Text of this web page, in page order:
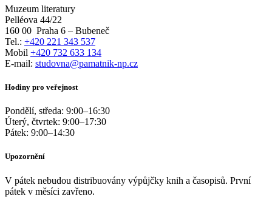
Muzeum literatury
Pelléova 44/22
160 00 Praha 6 – Bubeneč
Tel.: +420 221 343 537
Mobil +420 732 633 134
E-mail: studovna@pamatnik-np.cz
Hodiny pro veřejnost
Pondělí, středa: 9:00–16:30
Úterý, čtvrtek: 9:00–17:30
Pátek: 9:00–14:30
Upozornění
V pátek nebudou distribuovány výpůjčky knih a časopisů. První
pátek v měsíci zavřeno.